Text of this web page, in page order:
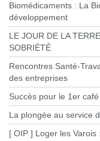
Biomédicaments : La
développement
LE JOUR DE LA
SOBRIÉTÉ
Rencontres Santé-
des entreprises
Succès pour le 1er
La plongée au service
[ OIP ] Loger les